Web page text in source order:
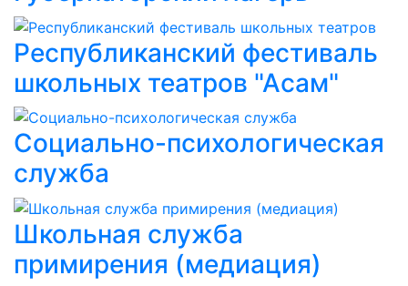
Республиканский фестиваль
школьных театров "Асам"
Социально-психологическая
служба
Школьная служба
примирения (медиация)